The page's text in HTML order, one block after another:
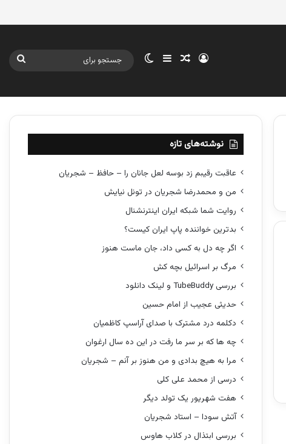
ورود نوشته تصادفی
سایدبار تغییر پوسته
نوشته‌های تازه
عاقبت رقیبم زد بوسه لعل جانان را – حافظ – شجریان
من و محمدرضا شجریان در تونل نیایش
روایت شما شبکه ایران اینترنشنال
بدترین خواننده پاپ ایران کیست؟
اگر چه دل به کسی داد، جان ماست هنوز
مرگ بر اسرائیل بچه کش
بررسی TubeBuddy و لینک دانلود
حدیثی عجیب از امام حسین
دکلمه درد مشترک با صدای آراسپ کاظمیان
چه ها که بر سر ما رفت در این ده سال ارغوان
مرا به هیچ بدادی و من هنوز بر آنم – شجریان
درسی از محمد علی کلی
هفت شهریور یک تولد دیگر
آتش سودا – استاد شجریان
بررسی ابتذال در کلاب هاوس